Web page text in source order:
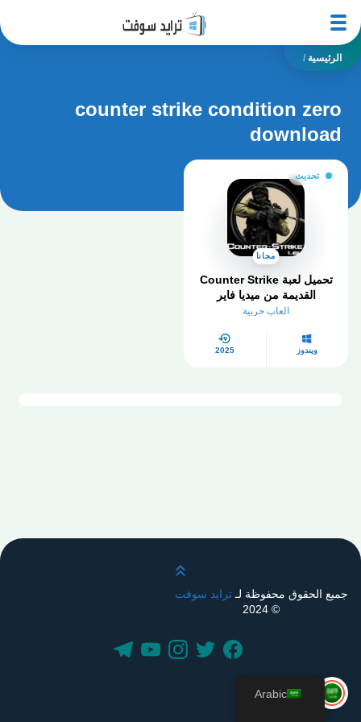
الرئيسية /
counter strike condition zero
download
تحديث
مجانا
تحميل لعبة Counter Strike
القديمة من ميديا فاير
العاب حربية
ويندوز 2025
قم بالتمرير لأعلى
جميع الحقوق محفوظة لـترايد سوفت
© 2024
Arabic